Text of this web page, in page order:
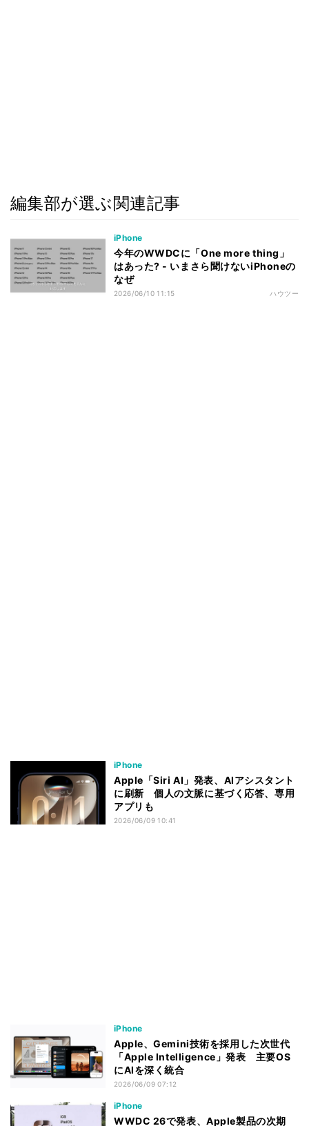
編集部が選ぶ関連記事
iPhone
今年のWWDCに「One more thing」
はあった? - いまさら聞けないiPhoneの
なぜ
2026/06/10 11:15 ハウツー
iPhone
Apple「Siri AI」発表、AIアシスタント
に刷新 個人の文脈に基づく応答、専用
アプリも
2026/06/09 10:41
iPhone
Apple、Gemini技術を採用した次世代
「Apple Intelligence」発表 主要OS
にAIを深く統合
2026/06/09 07:12
iPhone
WWDC 26で発表、Apple製品の次期